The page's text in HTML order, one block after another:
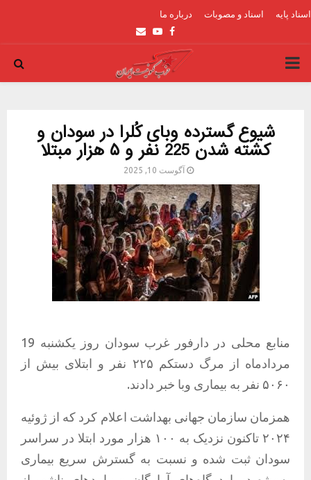
اسناد پایه اسناد و مصوبات درباره ما
Facebook
Youtube
Email
PRIMARY
شیوع گسترده وبای کُلرا در سودان و
کشته شدن 225 نفر و ۵ هزار مبتلا
آگوست 10, 2025
منابع محلی در دارفور غرب سودان روز یکشنبه 19
مردادماه از مرگ دستکم ۲۲۵ نفر و ابتلای بیش از
۵۰۶۰ نفر به بیماری وبا خبر دادند.
همزمان سازمان جهانی بهداشت اعلام کرد که از ژوئیه
۲۰۲۴ تاکنون نزدیک به ۱۰۰ هزار مورد ابتلا در سراسر
سودان ثبت شده و نسبت به گسترش سریع بیماری